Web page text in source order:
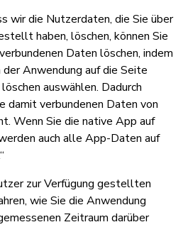
wir die Nutzerdaten, die Sie über
haben, löschen, können Sie
Daten löschen, indem
Anwendung auf die Seite
auswählen. Dadurch
damit verbundenen Daten von
Wenn Sie die native App auf
auch alle App-Daten auf
zur Verfügung gestellten
wie Sie die Anwendung
Zeitraum darüber